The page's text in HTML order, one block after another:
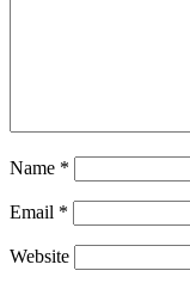
Name *
Email *
Website